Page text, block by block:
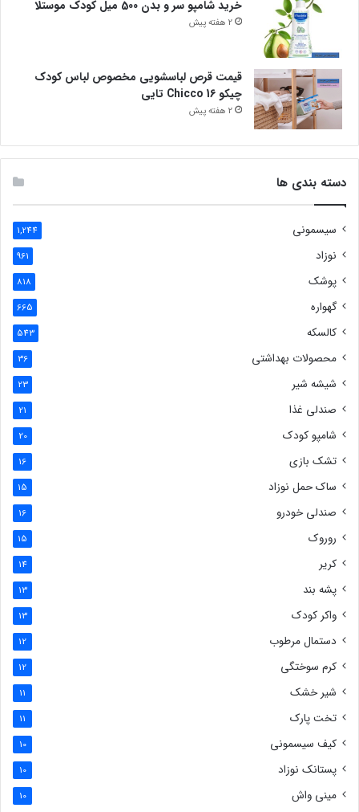
خرید شامپو سر و بدن 500 میل کودک موستلا
2 هفته پیش
قیمت قرص لباسشویی مخصوص لباس کودک
چیکو Chicco 16 تایی
2 هفته پیش
دسته بندی ها
سیسمونی 1,244
نوزاد 961
پوشک 818
گهواره 665
کالسکه 543
محصولات بهداشتی 36
شیشه شیر 23
صندلی غذا 21
شامپو کودک 20
تشک بازی 16
ساک حمل نوزاد 15
صندلی خودرو 16
روروک 15
کریر 14
پشه بند 13
واکر کودک 13
دستمال مرطوب 12
کرم سوختگی 12
شیر خشک 11
تخت پارک 11
کیف سیسمونی 10
پستانک نوزاد 10
مینی واش 10